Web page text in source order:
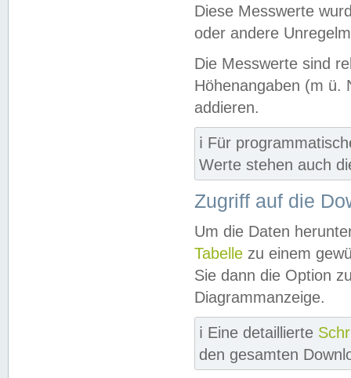
Diese Messwerte
oder andere
Die Messwerte sind
Höhenangaben (m ü.
addieren.
ℹ️ Für
Werte stehen auch
Zugriff auf die
Um die Daten
Tabelle zu einem
Sie dann die Option
Diagrammanzeige.
ℹ️ Eine detaillierte
den gesamten